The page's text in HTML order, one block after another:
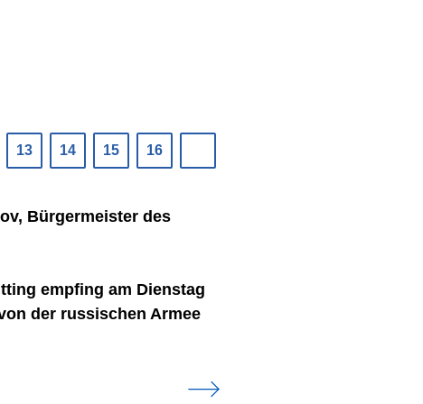
13 14 15 16
Bürgermeister des
empfing am Dienstag
der russischen Armee